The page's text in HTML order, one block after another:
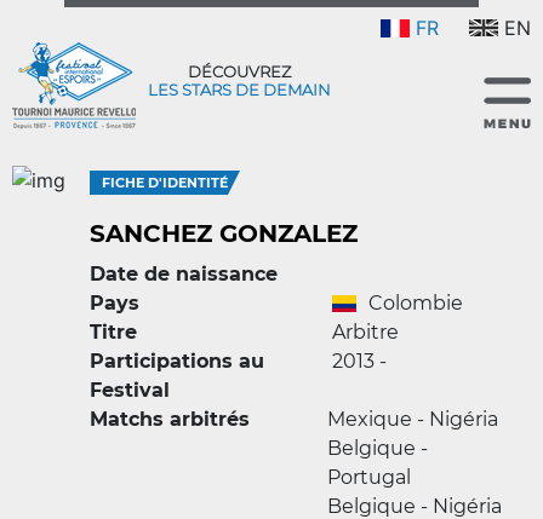
FR EN
DÉCOUVREZ
LES STARS DE DEMAIN
FICHE D'IDENTITÉ
SANCHEZ GONZALEZ
Date de naissance
Pays
Colombie
Titre
Arbitre
Participations au
Festival
2013 -
Matchs arbitrés
Mexique - Nigéria
Belgique -
Portugal
Belgique - Nigéria